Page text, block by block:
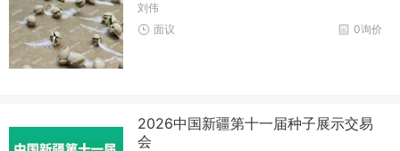
刘伟
0询价
面议
2026中国新疆第十一届种子展示交易
会